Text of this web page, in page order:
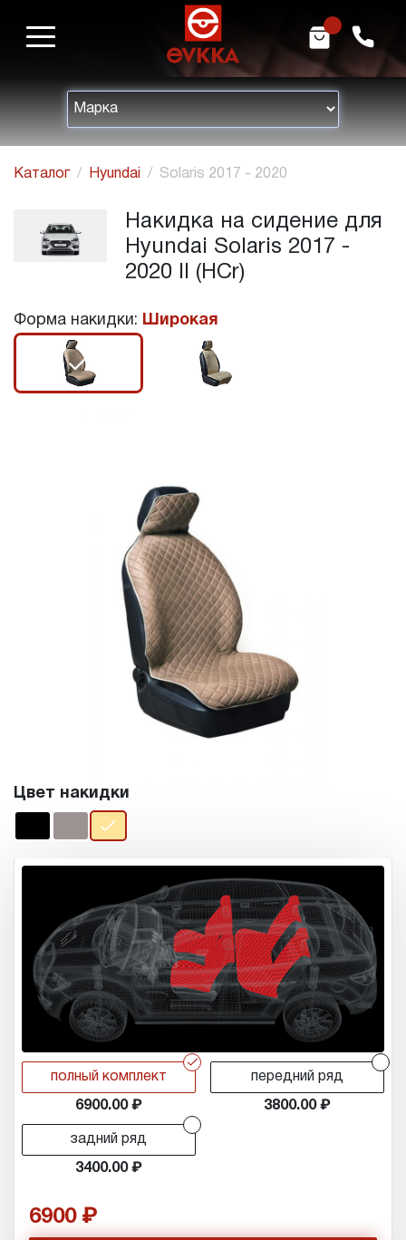
h m
Каталог Hyundai Solaris 2017 - 2020
Накидка на сидение для
Hyundai Solaris 2017 -
2020 II (HCr)
Форма накидки: Широкая
r
Цвет накидки
r
полный комплект
6900.00
передний ряд
3800.00
задний ряд
3400.00
6900